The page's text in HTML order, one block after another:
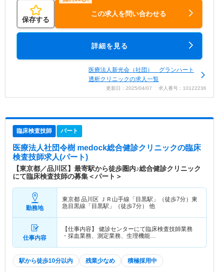
保存する
この求人を問い合わせる
詳細を見る
医療法人新光会（社団） グランハート
透析クリニックの求人一覧
更新日：2025/04/07 求人番号：10122236
臨床検査技師 パート
医療法人社団令樹 medock総合健診クリニックの臨床
検査技師求人(パート)
【東京都／品川区】最寄駅から徒歩圏内♪総合健診クリニック
にて臨床検査技師の募集＜パート＞
勤務地
東京都 品川区 ＪＲ山手線「目黒駅」（徒歩7分）東
急目黒線「目黒駅」（徒歩7分） 他
仕事内容
【仕事内容】 健診センターにて臨床検査技師業務
・採血業務、測定業務、生理機能…
駅から徒歩10分以内 残業少なめ 積極採用中